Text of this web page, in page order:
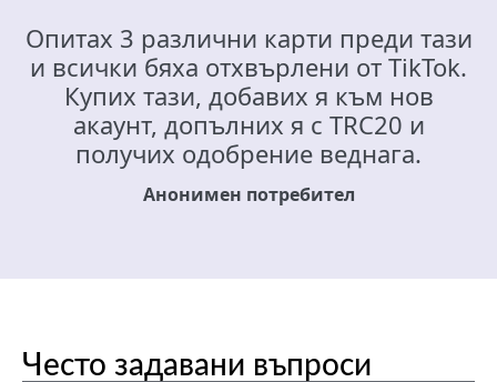
Опитах 3 различни карти преди тази
и всички бяха отхвърлени от TikTok.
Купих тази, добавих я към нов
акаунт, допълних я с TRC20 и
получих одобрение веднага.
Анонимен потребител
Често задавани въпроси